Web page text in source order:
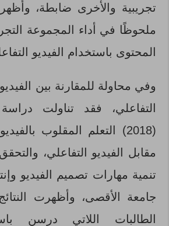
تجريبية والأخرى ضابطة،
ملحوظًا في أداء المجموعة
المحتوى باستخدام الفيديو
وفي محاولة للمقارنة بين
التفاعلي، فقد تناولت
(2018) التعلم المقلوب
مقابل الفيديو التفاعلي،
تنمية مهارات تصميم الفيديو
جامعة الأقصى، وأظهرت
الطالبات اللاتي درسن